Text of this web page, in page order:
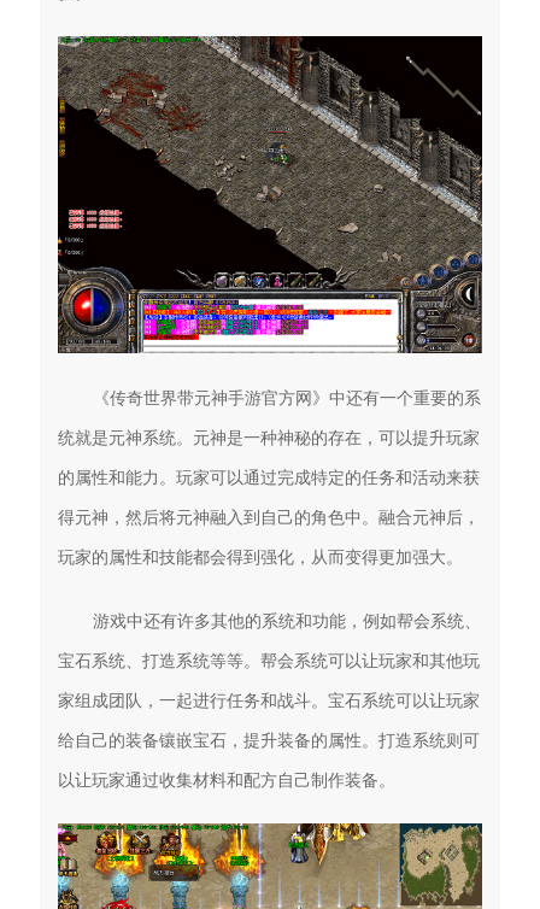
《传奇世界带元神手游官方网》中还有一个重要的系
统就是元神系统。元神是一种神秘的存在，可以提升玩家
的属性和能力。玩家可以通过完成特定的任务和活动来获
得元神，然后将元神融入到自己的角色中。融合元神后，
玩家的属性和技能都会得到强化，从而变得更加强大。
游戏中还有许多其他的系统和功能，例如帮会系统、
宝石系统、打造系统等等。帮会系统可以让玩家和其他玩
家组成团队，一起进行任务和战斗。宝石系统可以让玩家
给自己的装备镶嵌宝石，提升装备的属性。打造系统则可
以让玩家通过收集材料和配方自己制作装备。